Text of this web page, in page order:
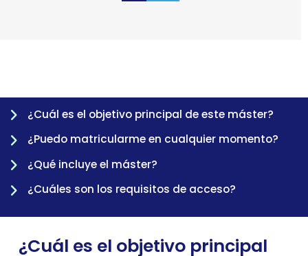
¿Cuál es el objetivo principal de este máster?
¿Puedo matricularme en cualquier momento?
¿Qué incluye el máster?
¿Cuáles son los requisitos de acceso?
¿Cuál es el objetivo principal